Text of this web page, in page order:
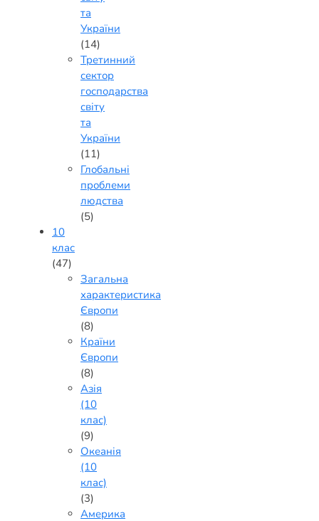
та
України
(14)
Третинний
сектор
господарства
світу
та
України
(11)
Глобальні
проблеми
людства
(5)
10
клас
(47)
Загальна
характеристика
Європи
(8)
Країни
Європи
(8)
Азія
(10
клас)
(9)
Океанія
(10
клас)
(3)
Америка